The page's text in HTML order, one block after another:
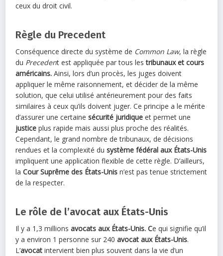
ceux du droit civil.
Règle du Precedent
Conséquence directe du système de Common Law, la règle
du Precedent est appliquée par tous les tribunaux et cours
américains.Ainsi, lors d’un procès, les juges doivent
appliquer le même raisonnement, et décider de la même
solution, que celui utilisé antérieurement pour des faits
similaires à ceux qu’ils doivent juger. Ce principe a le mérite
d’assurer une certainesécurité juridique et permet une
justice plus rapide mais aussi plus proche des réalités.
Cependant, le grand nombre de tribunaux, de décisions
rendues et la complexité dusystème fédéral aux États-Unis
impliquent une application flexible de cette règle. D’ailleurs,
laCour Suprême des États-Unis n’est pas tenue strictement
de la respecter.
Le rôle de l’avocat aux États-Unis
Il y a 1,3 millionsavocats aux États-Unis. Ce qui signifie qu’il
y a environ 1 personne sur 240avocat aux États-Unis.
L’avocat intervient bien plus souvent dans la vie d’un